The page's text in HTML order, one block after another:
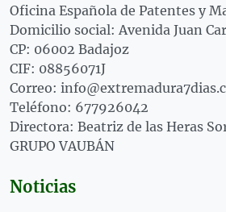
Oficina Española de Patentes y
Domicilio social: Avenida Juan
CP: 06002 Badajoz
CIF: 08856071J
Correo:
Teléfono: 677926042
Directora: Beatriz de las Heras
GRUPO VAUBÁN
Noticias